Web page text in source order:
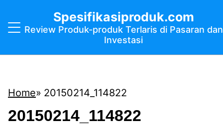
Spesifikasiproduk.com
Review Produk-produk Terlaris di Pasaran dan
Investasi
Home 20150214_114822
20150214_114822